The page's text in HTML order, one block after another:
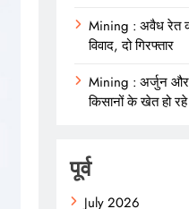
Mining : अवैध रेत
विवाद, दो गिरफ्तार
Mining : अर्जुन
किसानों के खेत हो रहे
पूर्व
July 2026